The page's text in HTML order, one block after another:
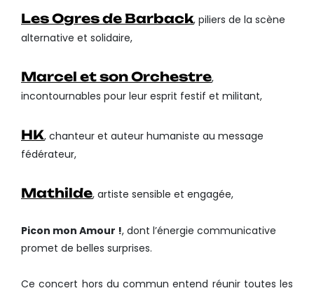
Les Ogres de Barback, piliers de la scène
alternative et solidaire,
Marcel et son Orchestre,
incontournables pour leur esprit festif et militant,
HK, chanteur et auteur humaniste au message
fédérateur,
Mathilde, artiste sensible et engagée,
Picon mon Amour !, dont l’énergie communicative
promet de belles surprises.
Ce concert hors du commun entend réunir toutes les